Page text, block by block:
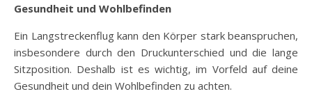
Gesundheit und Wohlbefinden
Ein Langstreckenflug kann den Körper stark beanspruchen,
insbesondere durch den Druckunterschied und die lange
Sitzposition. Deshalb ist es wichtig, im Vorfeld auf deine
Gesundheit und dein Wohlbefinden zu achten.